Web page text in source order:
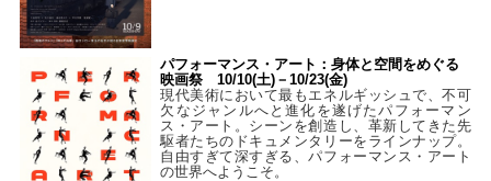
パフォーマンス・アート：身体と空間をめぐる
映画祭 10/10(土)－10/23(金)
現代美術において最もエネルギッシュで、不可
欠なジャンルへと進化を遂げたパフォーマン
ス・アート。シーンを創造し、革新してきた先
駆者たちのドキュメンタリーをラインナップ。
自由すぎて深すぎる、パフォーマンス・アート
の世界へようこそ。